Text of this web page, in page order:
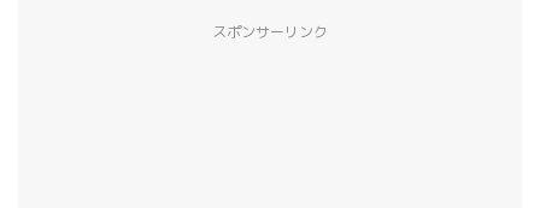
スポンサーリンク